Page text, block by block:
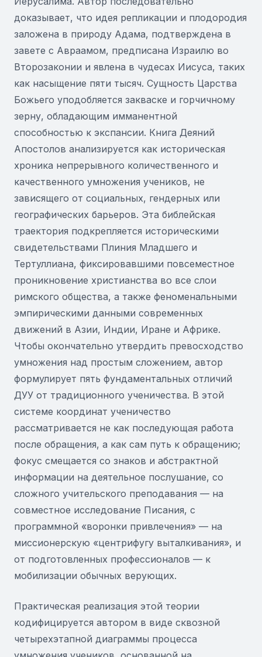
доказывает, что идея репликации и плодородия
заложена в природу Адама, подтверждена в
завете с Авраамом, предписана Израилю во
Второзаконии и явлена в чудесах Иисуса, таких
как насыщение пяти тысяч. Сущность Царства
Божьего уподобляется закваске и горчичному
зерну, обладающим имманентной
способностью к экспансии. Книга Деяний
Апостолов анализируется как историческая
хроника непрерывного количественного и
качественного умножения учеников, не
зависящего от социальных, гендерных или
географических барьеров. Эта библейская
траектория подкрепляется историческими
свидетельствами Плиния Младшего и
Тертуллиана, фиксировавшими повсеместное
проникновение христианства во все слои
римского общества, а также феноменальными
эмпирическими данными современных
движений в Азии, Индии, Иране и Африке.
Чтобы окончательно утвердить превосходство
умножения над простым сложением, автор
формулирует пять фундаментальных отличий
ДУУ от традиционного ученичества. В этой
системе координат ученичество
рассматривается не как последующая работа
после обращения, а как сам путь к обращению;
фокус смещается со знаков и абстрактной
информации на деятельное послушание, со
сложного учительского преподавания — на
совместное исследование Писания, с
программной «воронки привлечения» — на
миссионерскую «центрифугу выталкивания», и
от подготовленных профессионалов — к
мобилизации обычных верующих.
Практическая реализация этой теории
кодифицируется автором в виде сквозной
четырехэтапной диаграммы процесса